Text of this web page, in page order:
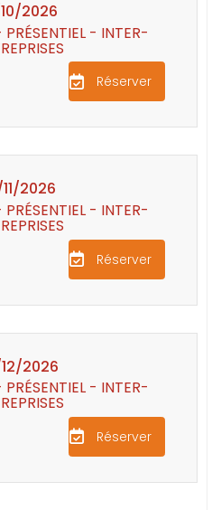
2026
- INTER-
Réserver
2026
- INTER-
Réserver
2026
- INTER-
Réserver